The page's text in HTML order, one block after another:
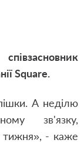
Square.
А неділю
зв'язку,
тижня», - каже